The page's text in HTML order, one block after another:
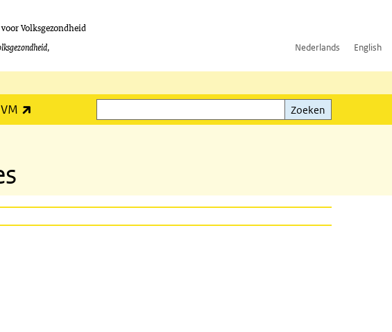
Volksgezondheid
Nederlands English
Zoeken
Zoeken